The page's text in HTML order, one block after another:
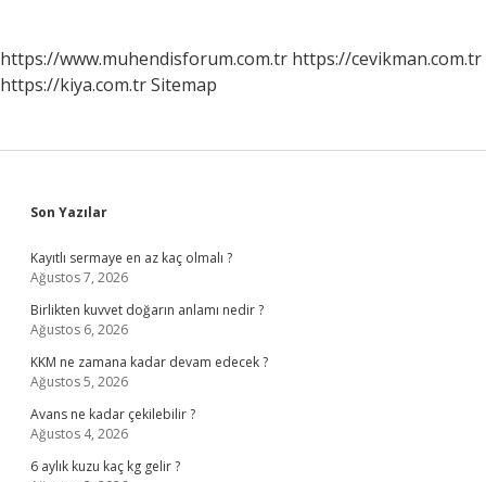
https://www.muhendisforum.com.tr https://cevikman.com.tr
https://kiya.com.trSitemap
Sidebar
Son Yazılar
Kayıtlı sermaye en az kaç olmalı ?
Ağustos 7, 2026
Birlikten kuvvet doğarın anlamı nedir ?
Ağustos 6, 2026
KKM ne zamana kadar devam edecek ?
Ağustos 5, 2026
Avans ne kadar çekilebilir ?
Ağustos 4, 2026
6 aylık kuzu kaç kg gelir ?